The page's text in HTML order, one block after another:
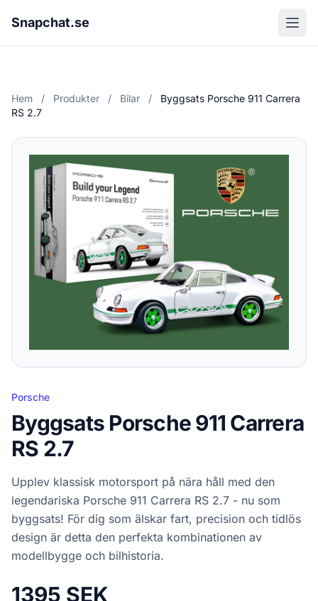
Snapchat.se
Hem / Produkter / Bilar /
Byggsats Porsche 911 Carrera
RS 2.7
Porsche
Byggsats Porsche 911 Carrera
RS 2.7
Upplev klassisk motorsport på nära håll med den
legendariska Porsche 911 Carrera RS 2.7 - nu som
byggsats! För dig som älskar fart, precision och tidlös
design är detta den perfekta kombinationen av
modellbygge och bilhistoria.
1395 SEK